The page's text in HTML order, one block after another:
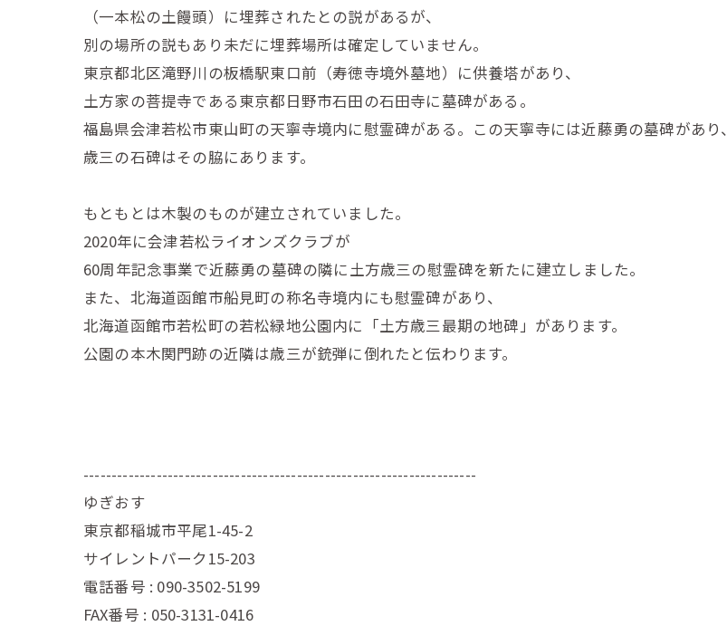
（一本松の土饅頭）に埋葬されたとの説があるが、
別の場所の説もあり未だに埋葬場所は確定していません。
東京都北区滝野川の板橋駅東口前（寿徳寺境外墓地）に供養塔があり、
土方家の菩提寺である東京都日野市石田の石田寺に墓碑がある。
福島県会津若松市東山町の天寧寺境内に慰霊碑がある。この天寧寺には近藤勇の墓碑があり、
歳三の石碑はその脇にあります。
もともとは木製のものが建立されていました。
2020年に会津若松ライオンズクラブが
60周年記念事業で近藤勇の墓碑の隣に土方歳三の慰霊碑を新たに建立しました。
また、北海道函館市船見町の称名寺境内にも慰霊碑があり、
北海道函館市若松町の若松緑地公園内に「土方歳三最期の地碑」があります。
公園の本木関門跡の近隣は歳三が銃弾に倒れたと伝わります。
----------------------------------------------------------------------
ゆぎおす
東京都稲城市平尾1-45-2
サイレントパーク15-203
電話番号 : 090-3502-5199
FAX番号 : 050-3131-0416